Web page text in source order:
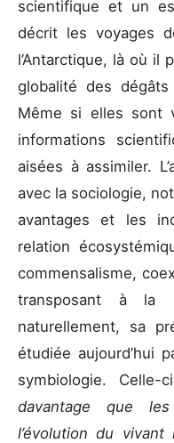
scientifique et un
décrit les voyages
l’Antarctique, là où il
globalité des
Même si elles sont
informations
aisées à assimiler.
avec la sociologie,
avantages et les
relation
commensalisme,
transposant à la
naturellement, sa
étudiée aujourd’hui
symbiologie. Celle-
davantage que
l’évolution du